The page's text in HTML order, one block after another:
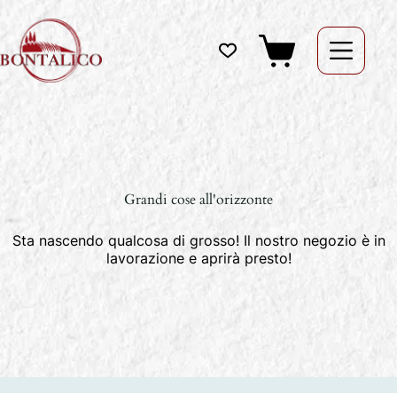
Salta
contenuto
Carrello
Grandi cose all'orizzonte
Sta nascendo qualcosa di grosso! Il nostro negozio è in
lavorazione e aprirà presto!